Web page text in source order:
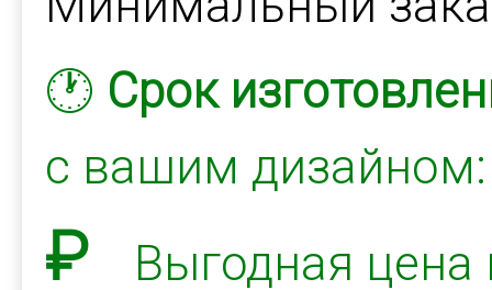
🕐 Срок
с вашим
₽ Выгодная